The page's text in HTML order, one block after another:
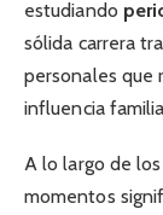
estudiando
sólida carrera
personales que
influencia
A lo largo de
momentos